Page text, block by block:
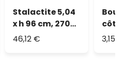
Stalactite 5,04
x h 96 cm, 270
MiniLED blanc
46,12 € 3,15 €